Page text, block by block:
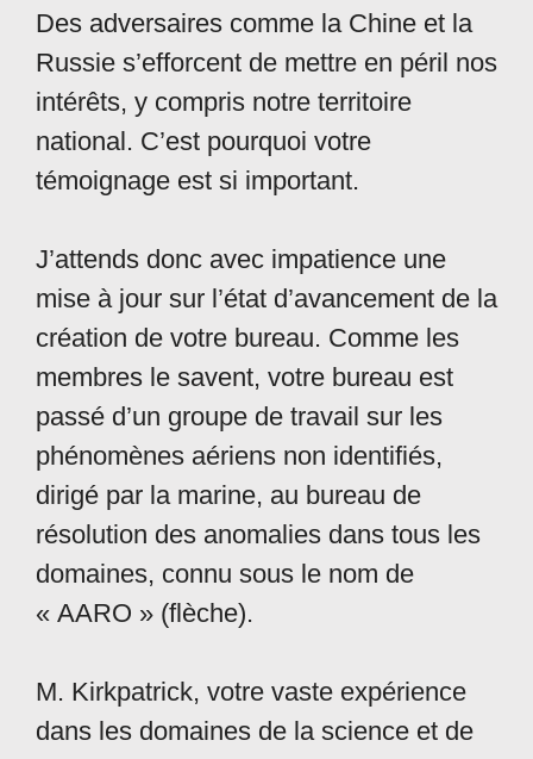
Des adversaires comme la Chine et la
Russie s’efforcent de mettre en péril nos
intérêts, y compris notre territoire
national. C’est pourquoi votre
témoignage est si important.
J’attends donc avec impatience une
mise à jour sur l’état d’avancement de la
création de votre bureau. Comme les
membres le savent, votre bureau est
passé d’un groupe de travail sur les
phénomènes aériens non identifiés,
dirigé par la marine, au bureau de
résolution des anomalies dans tous les
domaines, connu sous le nom de
« AARO » (flèche).
M. Kirkpatrick, votre vaste expérience
dans les domaines de la science et de